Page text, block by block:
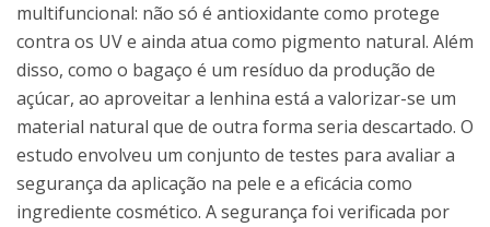
multifuncional: não só é antioxidante como protege
contra os UV e ainda atua como pigmento natural. Além
disso, como o bagaço é um resíduo da produção de
açúcar, ao aproveitar a lenhina está a valorizar-se um
material natural que de outra forma seria descartado. O
estudo envolveu um conjunto de testes para avaliar a
segurança da aplicação na pele e a eficácia como
ingrediente cosmético. A segurança foi verificada por